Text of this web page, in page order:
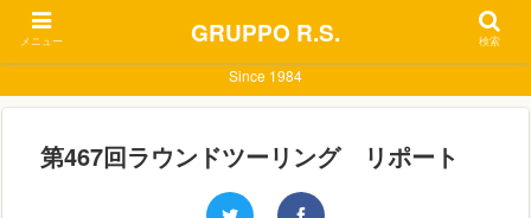
Since 1984
第467回ラウンドツーリング リポート
メニュー GRUPPO R.S. 検索